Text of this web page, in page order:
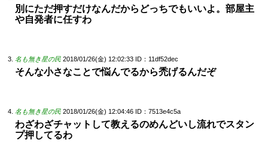
別にただ押すだけなんだからどっちでもいいよ。部屋主
や自発者に任すわ
名も無き星の民 2018/01/26(金) 12:02:33 ID：11df52dec
そんな小さなことで悩んでるから禿げるんだぞ
名も無き星の民 2018/01/26(金) 12:04:46 ID：7513e4c5a
わざわざチャットして教えるのめんどいし流れでスタン
プ押してるわ